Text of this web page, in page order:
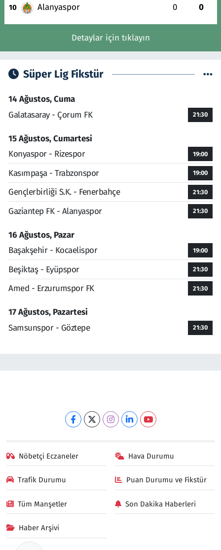
10 Alanyaspor 0 0
Detaylar için tıklayın
Süper Lig Fikstür
14 Ağustos, Cuma
Galatasaray - Çorum FK
21:30
15 Ağustos, Cumartesi
Konyaspor - Rizespor
19:00
Kasımpaşa - Trabzonspor 19:00
Gençlerbirliği S.K. - Fenerbahçe 21:30
Gaziantep FK - Alanyaspor 21:30
16 Ağustos, Pazar
Başakşehir - Kocaelispor
19:00
Beşiktaş - Eyüpspor 21:30
Amed - Erzurumspor FK 21:30
17 Ağustos, Pazartesi
Samsunspor - Göztepe
21:30
Nöbetçi Eczaneler Hava Durumu
Trafik Durumu Puan Durumu ve Fikstür
Tüm Manşetler Son Dakika Haberleri
Haber Arşivi